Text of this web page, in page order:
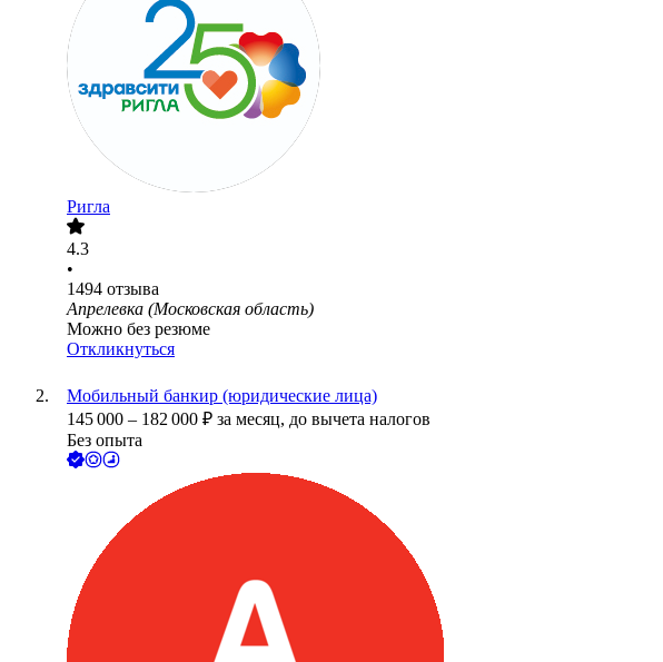
Ригла
4.3
•
1494 отзыва
Апрелевка (Московская область)
Можно без резюме
Откликнуться
Мобильный банкир (юридические лица)
145 000 – 182 000 ₽ за месяц, до вычета налогов
Без опыта